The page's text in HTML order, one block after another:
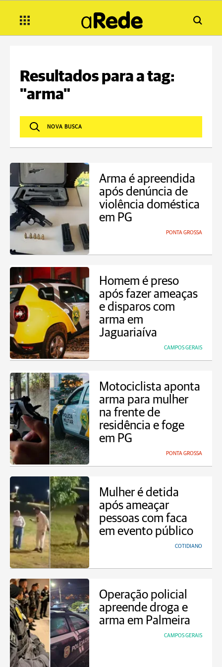
Resultados para a tag:
"arma"
Arma é apreendida
após denúncia de
violência doméstica
em PG
PONTA GROSSA
Homem é preso
após fazer ameaças
e disparos com
arma em
Jaguariaíva
CAMPOS GERAIS
Motociclista aponta
arma para mulher
na frente de
residência e foge
em PG
PONTA GROSSA
Mulher é detida
após ameaçar
pessoas com faca
em evento público
COTIDIANO
Operação policial
apreende droga e
arma em Palmeira
CAMPOS GERAIS